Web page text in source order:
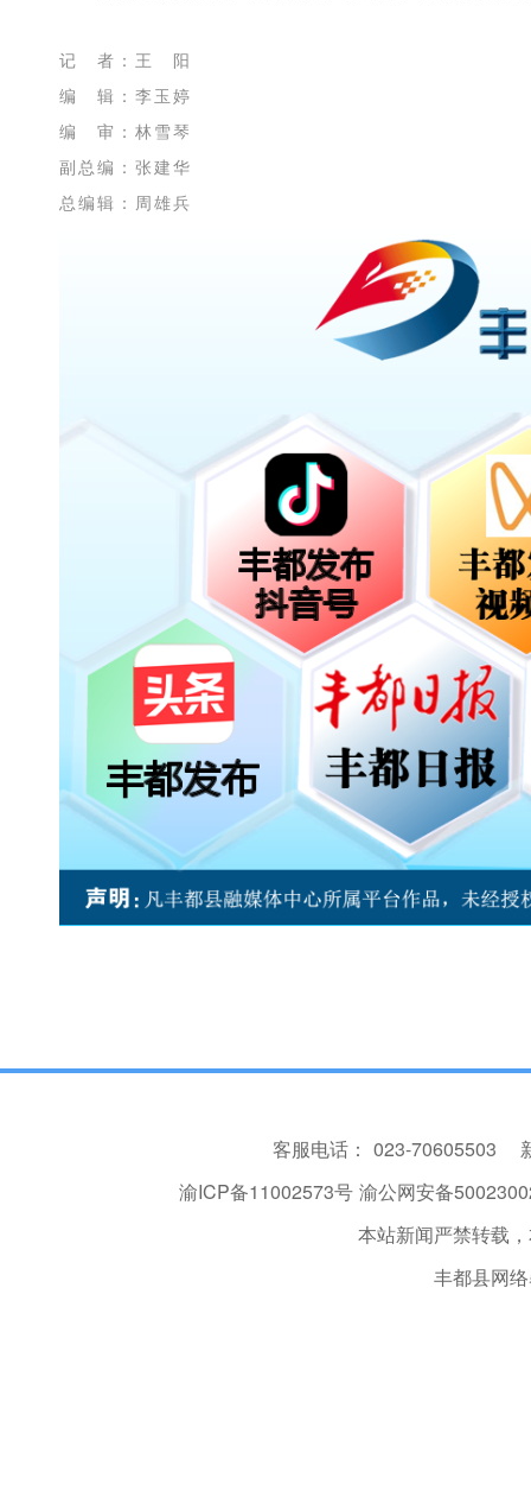
记 者：王 阳
编 辑：李玉婷
编 审：林雪琴
副总编：张建华
总编辑：周雄兵
客服电话： 023-70605503
渝ICP备11002573号 渝公网安备
本站新闻严禁转载
丰都县网